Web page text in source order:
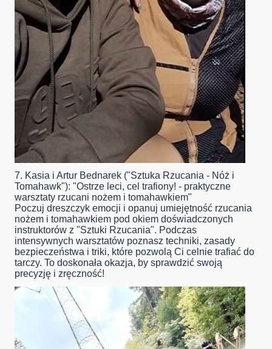
7. Kasia i Artur Bednarek ("Sztuka Rzucania - Nóż i
Tomahawk"): "Ostrze leci, cel trafiony! - praktyczne
warsztaty rzucani nożem i tomahawkiem"
Poczuj dreszczyk emocji i opanuj umiejętność rzucania
nożem i tomahawkiem pod okiem doświadczonych
instruktorów z "Sztuki Rzucania". Podczas
intensywnych warsztatów poznasz techniki, zasady
bezpieczeństwa i triki, które pozwolą Ci celnie trafiać do
tarczy. To doskonała okazja, by sprawdzić swoją
precyzję i zręczność!